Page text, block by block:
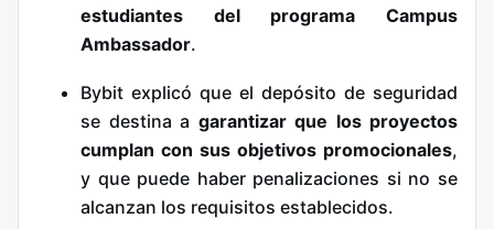
estudiantes del programa Campus
Ambassador.
Bybit explicó que el depósito de seguridad
se destina a garantizar que los proyectos
cumplan con sus objetivos promocionales,
y que puede haber penalizaciones si no se
alcanzan los requisitos establecidos.